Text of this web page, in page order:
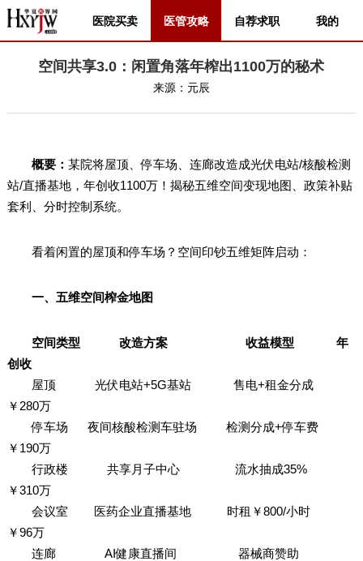
医院买卖 医管攻略 自荐求职 我的
空间共享3.0：闲置角落年榨出1100万的秘术
来源： 元辰
概要： 某院将屋顶、停车场、连廊改造成光伏电站/核酸检测
站/直播基地，年创收1100万！揭秘五维空间变现地图、政策补贴
套利、分时控制系统。
看着闲置的屋顶和停车场？空间印钞五维矩阵启动：
一、五维空间榨金地图
空间类型 改造方案 收益模型 年
创收
屋顶 光伏电站+5G基站 售电+租金分成
￥280万
停车场 夜间核酸检测车驻场 检测分成+停车费
￥190万
行政楼 共享月子中心 流水抽成35%
￥310万
会议室 医药企业直播基地 时租￥800/小时
￥96万
连廊 AI健康直播间 器械商赞助